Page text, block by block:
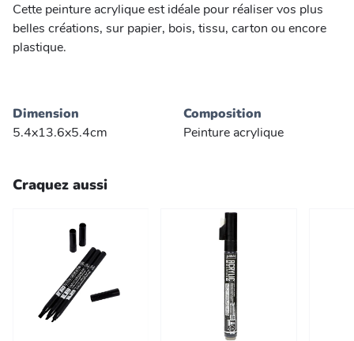
Cette peinture acrylique est idéale pour réaliser vos plus
belles créations, sur papier, bois, tissu, carton ou encore
plastique.
Dimension
5.4x13.6x5.4cm
Composition
Peinture acrylique
Craquez aussi